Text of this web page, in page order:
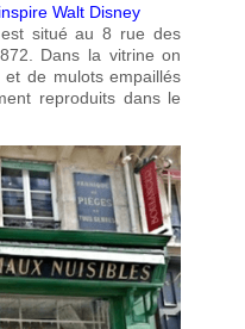
Walt Disney
situé au 8 rue des
Dans la vitrine on
de mulots empaillés
reproduits dans le